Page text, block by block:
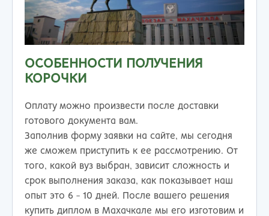
ОСОБЕННОСТИ ПОЛУЧЕНИЯ
КОРОЧКИ
Оплату можно произвести после доставки
готового документа вам.
Заполнив форму заявки на сайте, мы сегодня
же сможем приступить к ее рассмотрению. От
того, какой вуз выбран, зависит сложность и
срок выполнения заказа, как показывает наш
опыт это 6 - 10 дней. После вашего решения
купить диплом в Махачкале мы его изготовим и